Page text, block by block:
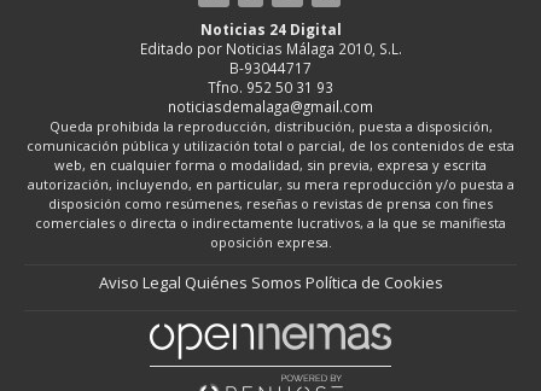
Noticias 24 Digital
Editado por Noticias Málaga 2010, S.L.
B-93044717
Tfno. 952 50 31 93
noticiasdemalaga@gmail.com
Queda prohibida la reproducción, distribución, puesta a disposición,
comunicación pública y utilización total o parcial, de los contenidos de esta
web, en cualquier forma o modalidad, sin previa, expresa y escrita
autorización, incluyendo, en particular, su mera reproducción y/o puesta a
disposición como resúmenes, reseñas o revistas de prensa con fines
comerciales o directa o indirectamente lucrativos, a la que se manifiesta
oposición expresa.
Aviso Legal Quiénes Somos Política de Cookies